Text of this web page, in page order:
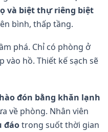
và biệt thự riêng biệt
bình, thấp tầng.
phá. Chỉ có phòng ở
hồ. Thiết kế sạch sẽ
đón bằng khăn lạnh
về phòng. Nhân viên
đáotrong suốt thời gian